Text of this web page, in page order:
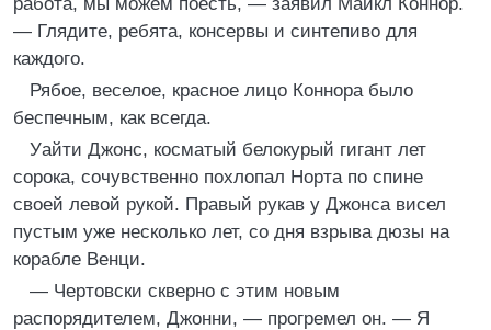
— Глядите, ребята, консервы и синтепиво для
каждого.
Рябое, веселое, красное лицо Коннора было
беспечным, как всегда.
Уайти Джонс, косматый белокурый гигант лет
сорока, сочувственно похлопал Норта по спине
своей левой рукой. Правый рукав у Джонса висел
пустым уже несколько лет, со дня взрыва дюзы на
корабле Венци.
— Чертовски скверно с этим новым
распорядителем, Джонни, — прогремел он. — Я